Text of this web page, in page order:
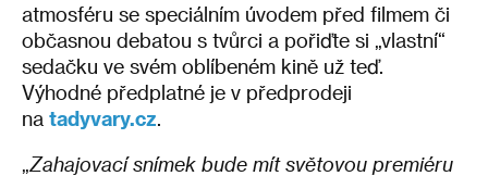
atmosféru se speciálním úvodem před filmem či
občasnou debatou s tvůrci a pořiďte si „vlastní“
sedačku ve svém oblíbeném kině už teď.
Výhodné předplatné je v předprodeji
na tadyvary.cz
Zahajovací snímek bude mít světovou premiéru